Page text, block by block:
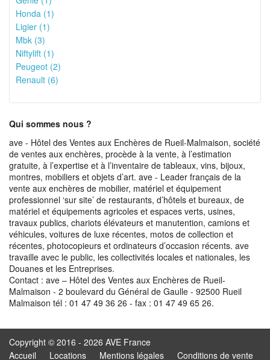
Honda (1)
Ligier (1)
Mbk (3)
Niftylift (1)
Peugeot (2)
Renault (6)
Qui sommes nous ?
ave - Hôtel des Ventes aux Enchères de Rueil-Malmaison, société
de ventes aux enchères, procède à la vente, à l’estimation
gratuite, à l’expertise et à l’inventaire de tableaux, vins, bijoux,
montres, mobiliers et objets d’art. ave - Leader français de la
vente aux enchères de mobilier, matériel et équipement
professionnel ‘sur site’ de restaurants, d’hôtels et bureaux, de
matériel et équipements agricoles et espaces verts, usines,
travaux publics, chariots élévateurs et manutention, camions et
véhicules, voitures de luxe récentes, motos de collection et
récentes, photocopieurs et ordinateurs d’occasion récents. ave
travaille avec le public, les collectivités locales et nationales, les
Douanes et les Entreprises.
Contact : ave – Hôtel des Ventes aux Enchères de Rueil-
Malmaison - 2 boulevard du Général de Gaulle - 92500 Rueil
Malmaison tél : 01 47 49 36 26 - fax : 01 47 49 65 26.
Copyright © 2016 - 2026 AVE France
Accueil
Locations Mentions légales Conditions de vente